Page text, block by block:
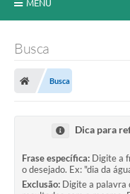
MENU
Ouvidoria
Legislação
Carta de Serviços
Busca
Busca
Dica para
Frase específica: Digite a
o desejado. Ex: "dia da
Exclusão: Digite a palavra